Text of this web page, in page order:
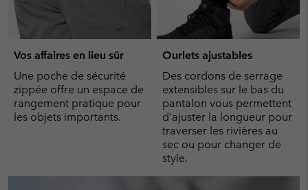
Vos affaires en lieu sûr
Une poche de sécurité
zippée offre un espace de
rangement pratique pour
les objets importants.
Ourlets ajustables
Des cordons de serrage
extensibles sur le bas du
pantalon vous permettent
d'ajuster la longueur pour
traverser les rivières au
sec ou pour changer de
style.